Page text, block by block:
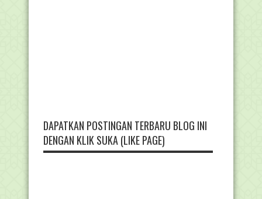
DAPATKAN POSTINGAN TERBARU BLOG INI
DENGAN KLIK SUKA (LIKE PAGE)